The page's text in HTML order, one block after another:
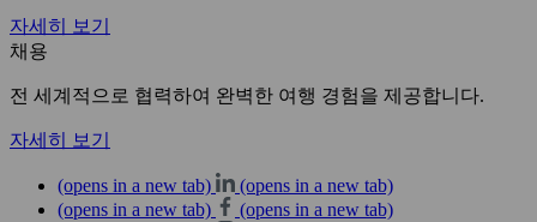
자세히 보기
채용
전 세계적으로 협력하여 완벽한 여행 경험을 제공합니다.
자세히 보기
(opens in a new tab)
(opens in a new tab)
(opens in a new tab)
(opens in a new tab)